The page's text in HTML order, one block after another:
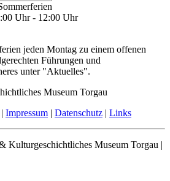
Uhr - 12:00 Uhr
jeden Montag zu einem offenen
Führungen und
unter "Aktuelles".
Museum Torgau
| Impressum | Datenschutz | Links
Kulturgeschichtliches Museum Torgau |